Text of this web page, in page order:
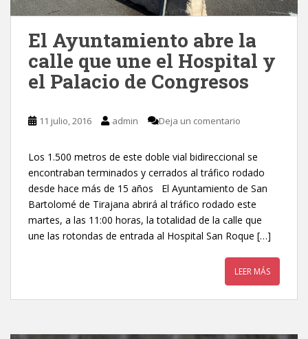
El Ayuntamiento abre la
calle que une el Hospital y
el Palacio de Congresos
11 julio, 2016 admin Deja un comentario
Los 1.500 metros de este doble vial bidireccional se
encontraban terminados y cerrados al tráfico rodado
desde hace más de 15 años El Ayuntamiento de San
Bartolomé de Tirajana abrirá al tráfico rodado este
martes, a las 11:00 horas, la totalidad de la calle que
une las rotondas de entrada al Hospital San Roque […]
LEER MÁS